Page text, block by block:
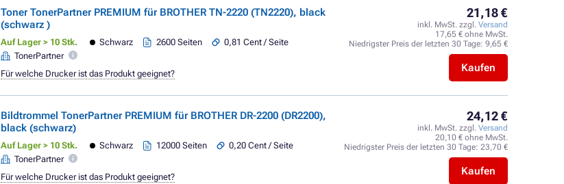
Toner TonerPartner PREMIUM für BROTHER TN-2220 (TN2220), black
(schwarz )
Auf Lager > 10 Stk. Schwarz 2600 Seiten
0,81 Cent / Seite
TonerPartner
21,18 €
inkl. MwSt. zzgl. Versand
17,65 € ohne MwSt.
Niedrigster Preis der letzten 30 Tage: 9,65 €
Kaufen
Für welche Drucker ist das Produkt geeignet?
Bildtrommel TonerPartner PREMIUM für BROTHER DR-2200 (DR2200),
black (schwarz)
Auf Lager > 10 Stk. Schwarz 12000 Seiten
0,20 Cent / Seite
TonerPartner
24,12 €
inkl. MwSt. zzgl. Versand
20,10 € ohne MwSt.
Niedrigster Preis der letzten 30 Tage: 23,70 €
Kaufen
Für welche Drucker ist das Produkt geeignet?